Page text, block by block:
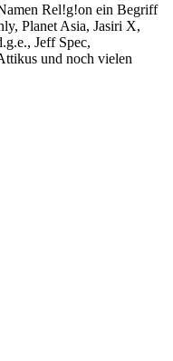
Rel!g!on ein Begriff
Planet Asia, Jasiri X,
Jeff Spec,
und noch vielen